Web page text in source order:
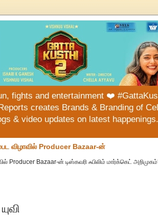
fights and entertainment ❤️
creates Brands & Branding of
& video updates on latest
விழாவில் Producer Bazaar-ன்
Producer Bazaar-ன் டிஸ்கவரி ஃபிலிம் மார்க்கெட்